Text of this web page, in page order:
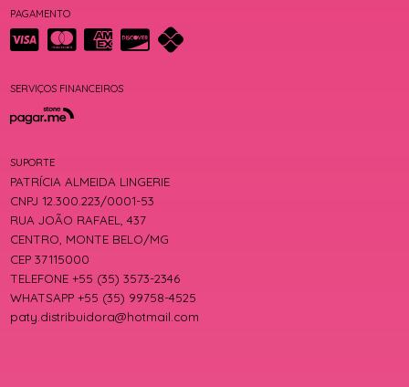
PAGAMENTO
SERVIÇOS FINANCEIROS
SUPORTE
PATRÍCIA ALMEIDA LINGERIE
CNPJ 12.300.223/0001-53
RUA JOÃO RAFAEL, 437
CENTRO, MONTE BELO/MG
CEP 37115000
TELEFONE +55 (35) 3573-2346
WHATSAPP +55 (35) 99758-4525
paty.distribuidora@hotmail.com